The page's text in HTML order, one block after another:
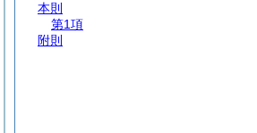
本則
第1項
附則